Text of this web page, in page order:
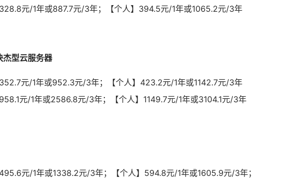
元/1年或887.7元/3年；【个人】394.5元/1年或1065.2元/3年
型云服务器
元/1年或952.3元/3年；【个人】423.2元/1年或1142.7元/3年
元/1年或2586.8元/3年；【个人】1149.7元/1年或3104.1元/3年
元/1年或1338.2元/3年；【个人】594.8元/1年或1605.9元/3年；